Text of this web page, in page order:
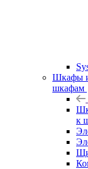
Шкафы
шкафам
к